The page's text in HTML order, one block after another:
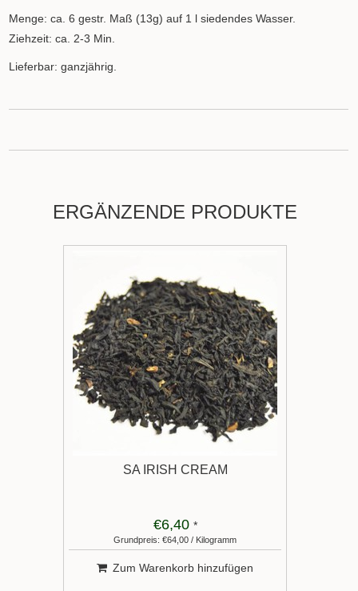
Menge: ca. 6 gestr. Maß (13g) auf 1 l siedendes Wasser.
Ziehzeit: ca. 2-3 Min.
Lieferbar: ganzjährig.
ERGÄNZENDE PRODUKTE
SA IRISH CREAM
€6,40 *
Grundpreis: €64,00 / Kilogramm
Zum Warenkorb hinzufügen